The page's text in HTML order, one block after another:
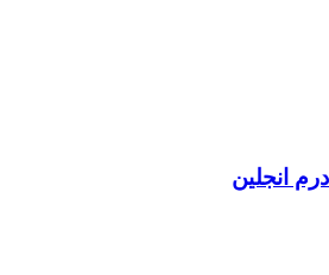
انجلین